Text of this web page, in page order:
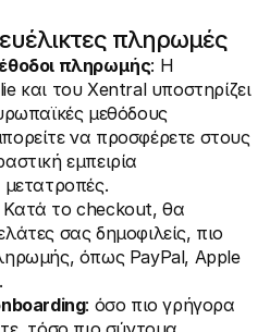
πληρωμές
πληρωμής: Η
και του Xentral υποστηρίζει
μεθόδους
να προσφέρετε στους
εμπειρία
μετατροπές.
Κατά το checkout, θα
σας δημοφιλείς, πιο
όπως PayPal, Apple
: όσο πιο γρήγορα